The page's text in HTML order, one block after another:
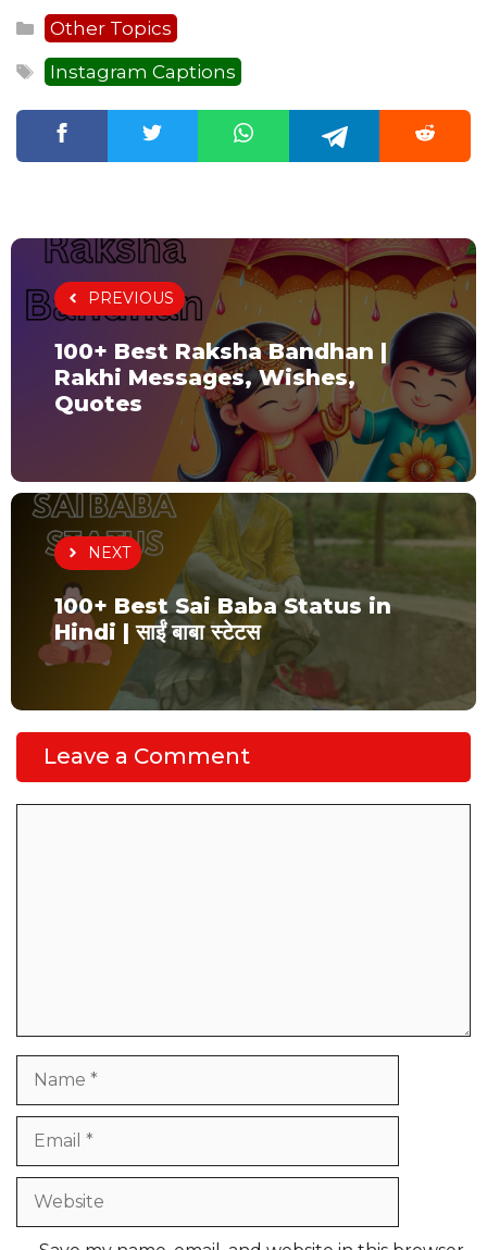
Categories
Other Topics
Tags
Instagram Captions
PREVIOUS
100+ Best Raksha Bandhan |
Rakhi Messages, Wishes,
Quotes
NEXT
100+ Best Sai Baba Status in
Hindi | साईं बाबा स्टेटस
Leave a Comment